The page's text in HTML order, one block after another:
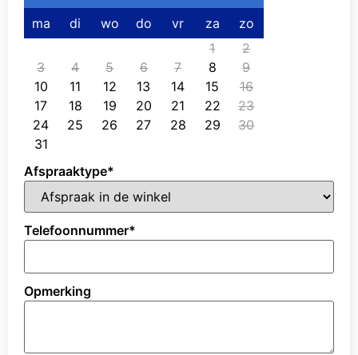
ma di wo do vr za
zo
1
2
3
4 5 6 7 8
9
10
11 12 13 14 15
16
17
18 19 20 21 22
23
24
25 26 27 28 29
30
31
Afspraaktype*
Telefoonnummer*
Opmerking